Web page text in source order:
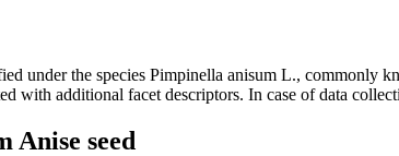
under the species Pimpinella anisum L., commonly
with additional facet descriptors. In case of data
Anise seed